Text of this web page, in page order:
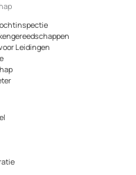
Leidingen